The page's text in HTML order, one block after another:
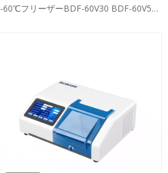
-60℃フリーザーBDF-60V30 BDF-60V58